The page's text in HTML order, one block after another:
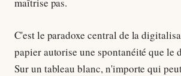
C'est le paradoxe central de la
papier autorise une spontanéité que le
Sur un tableau blanc, n'importe qui